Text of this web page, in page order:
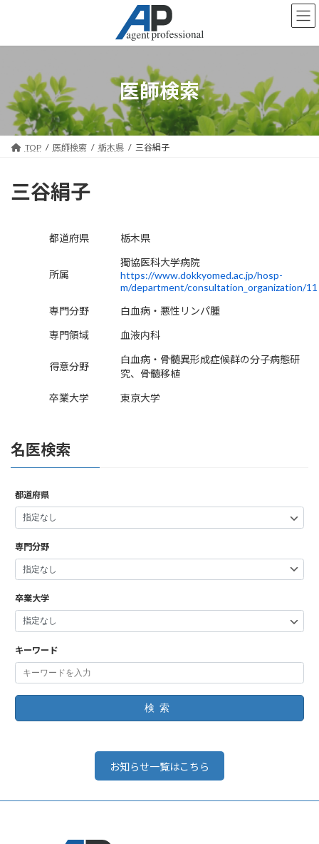
ン
キ
プ
ー
に
動
医師検索
TOP 医師検索 栃木県 三谷絹子
三谷絹子
都道府県 栃木県
所属
獨協医科大学病院
https://www.dokkyomed.ac.jp/hosp-
m/department/consultation_organization/11
専門分野
白血病・悪性リンパ腫
専門領域
血液内科
得意分野
白血病・骨髄異形成症候群の分子病態研
究、骨髄移植
卒業大学
東京大学
名医検索
都道府県
専門分野
卒業大学
キーワード
検索
お知らせ一覧はこちら